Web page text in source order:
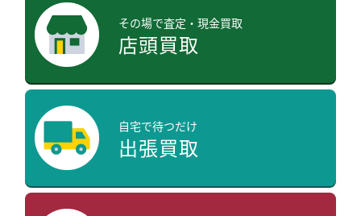
その場で査定・現金買取
店頭買取
自宅で待つだけ
出張買取